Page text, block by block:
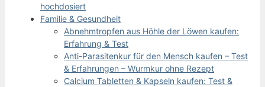
hochdosiert
Familie & Gesundheit
Abnehmtropfen aus Höhle der Löwen kaufen:
Erfahrung & Test
Anti-Parasitenkur für den Mensch kaufen – Test
& Erfahrungen – Wurmkur ohne Rezept
Calcium Tabletten & Kapseln kaufen: Test &